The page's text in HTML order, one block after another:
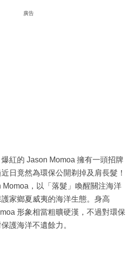
廣告
紅的 Jason Momoa 擁有一頭招牌
日竟然為環保公開剃掉及肩長髮！
Momoa，以「落髮」喚醒關注海洋
家鄉夏威夷的海洋生態。身高
形象相當粗曠硬漢，不過對環保
護海洋不遺餘力。